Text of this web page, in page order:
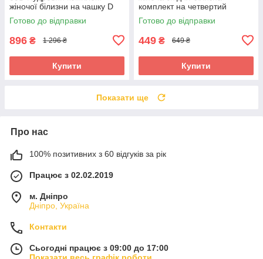
жіночої білизни на чашку D
Готово до відправки
896 ₴ 1 296 ₴
Купити
комплект на четвертий
розмір грудей
Готово до відправки
449 ₴ 649 ₴
Купити
Показати ще
Про нас
100% позитивних з 60 відгуків за рік
Працює з 02.02.2019
м. Дніпро
Дніпро, Україна
Контакти
Сьогодні працює з 09:00 до 17:00